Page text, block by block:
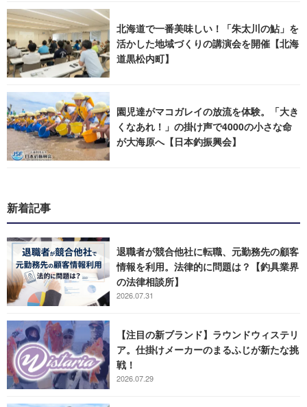
北海道で一番美味しい！「朱太川の鮎」を
活かした地域づくりの講演会を開催【北海
道黒松内町】
園児達がマコガレイの放流を体験。「大き
くなあれ！」の掛け声で4000の小さな命
が大海原へ【日本釣振興会】
新着記事
退職者が競合他社に転職、元勤務先の顧客
情報を利用。法律的に問題は？【釣具業界
の法律相談所】
2026.07.31
【注目の新ブランド】ラウンドウィステリ
ア。仕掛けメーカーのまるふじが新たな挑
戦！
2026.07.29